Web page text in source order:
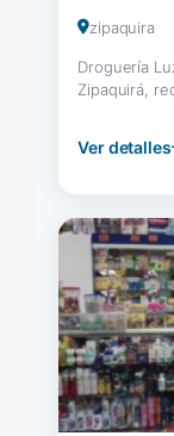
zipaquira
Droguería
Zipaquirá,
Ver detalles